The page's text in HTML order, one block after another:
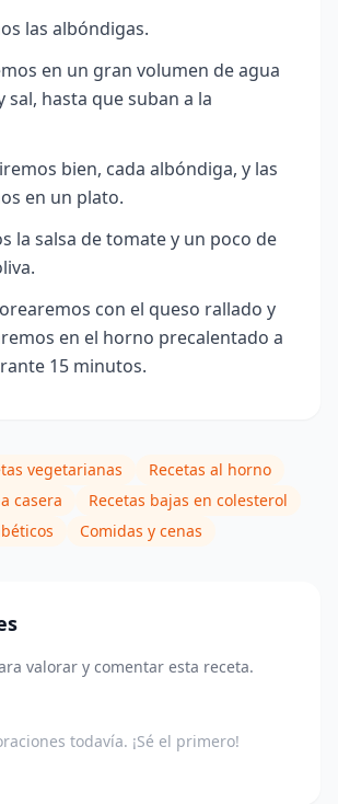
las albóndigas.
en un gran volumen de agua
sal, hasta que suban a la
bien, cada albóndiga, y las
en un plato.
la salsa de tomate y un poco de
con el queso rallado y
en el horno precalentado a
15 minutos.
vegetarianas
Recetas al horno
casera
Recetas bajas en colesterol
Comidas y cenas
valorar y comentar esta receta.
todavía. ¡Sé el primero!